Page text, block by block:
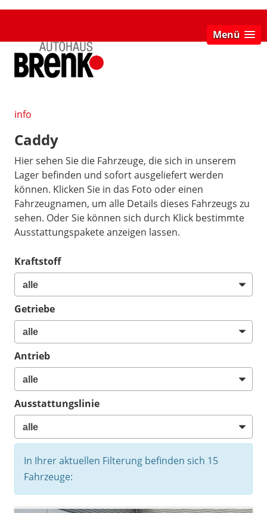
Menü
info
Caddy
Hier sehen Sie die Fahrzeuge, die sich in unserem
Lager befinden und sofort ausgeliefert werden
können. Klicken Sie in das Foto oder einen
Fahrzeugnamen, um alle Details dieses Fahrzeugs zu
sehen. Oder Sie können sich durch Klick bestimmte
Ausstattungspakete anzeigen lassen.
Kraftstoff
Getriebe
Antrieb
Ausstattungslinie
In Ihrer aktuellen Filterung befinden sich 15
Fahrzeuge: